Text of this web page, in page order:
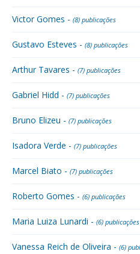
Victor Gomes - (8) publicações
Gustavo Esteves - (8) publicações
Arthur Tavares - (7) publicações
Gabriel Hidd - (7) publicações
Bruno Elizeu - (7) publicações
Isadora Verde - (7) publicações
Marcel Biato - (7) publicações
Roberto Gomes - (6) publicações
Maria Luiza Lunardi - (6) publicações
Vanessa Reich de Oliveira - (6)